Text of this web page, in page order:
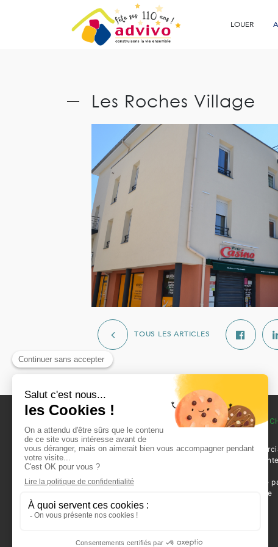
LOUER
Les Roches Village
TOUS LES ARTICLES
Qui sommes-nous ?
L’organisation
Notre patrimoine
Recrutement
Actualités
VOTRE
Nos locaux
disponibles à la
Louer une place de
Devenir propriétaire